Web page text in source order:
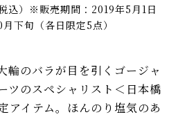
込）※販売期間：2019年5月1日
月下旬（各日限定5点）
輪のバラが目を引くゴージャ
ツのスペシャリスト＜日本橋
アイテム。ほんのり塩気のあ